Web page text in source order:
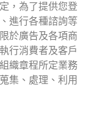
，為了提供您登
進行各種諮詢等
於廣告及各項商
行消費者及客戶
織章程所定業務
集、處理、利用